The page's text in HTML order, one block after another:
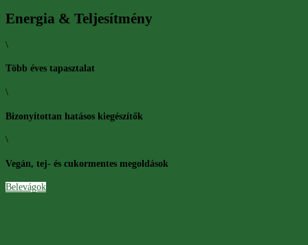
Energia & Teljesítmény
\
Több éves tapasztalat
\
Bizonyítottan hatásos kiegészítők
\
Vegán, tej- és cukormentes megoldások
Belevágok